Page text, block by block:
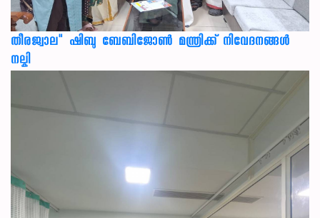
തീരജ്വാല" ഷിബു ബേബിജോൺ മന്ത്രിക്ക് നിവേദനങ്ങള്‍
നല്കി